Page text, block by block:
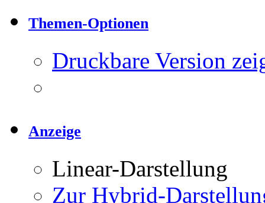
Themen-Optionen
Druckbare Version
Anzeige
Linear-Darstellung
Zur Hybrid-